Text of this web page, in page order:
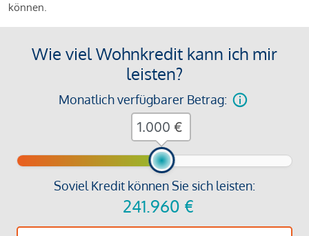
können.
Wie viel Wohnkredit kann ich mir
leisten?
Monatlich verfügbarer Betrag:
Soviel Kredit können Sie sich leisten:
241.960 €
€